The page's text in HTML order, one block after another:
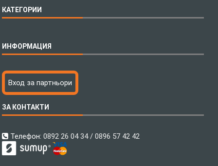
КАТЕГОРИИ
Бебешки спални комплекти
Тениски с пълноцветен печат
Хавлиени кърпи
Пончо за водни спортове
Микрофибърни Велурени Кърпи
Детски пончота
Тениски
ИНФОРМАЦИЯ
Технология на печатане
Файлове за печат
Как да поръчам?
С какво сме различни?
Контакти
Общи Условия
Вход за партньори
ЗА КОНТАКТИ
Телефон:0892 26 04 34 / 0896 57 42 42